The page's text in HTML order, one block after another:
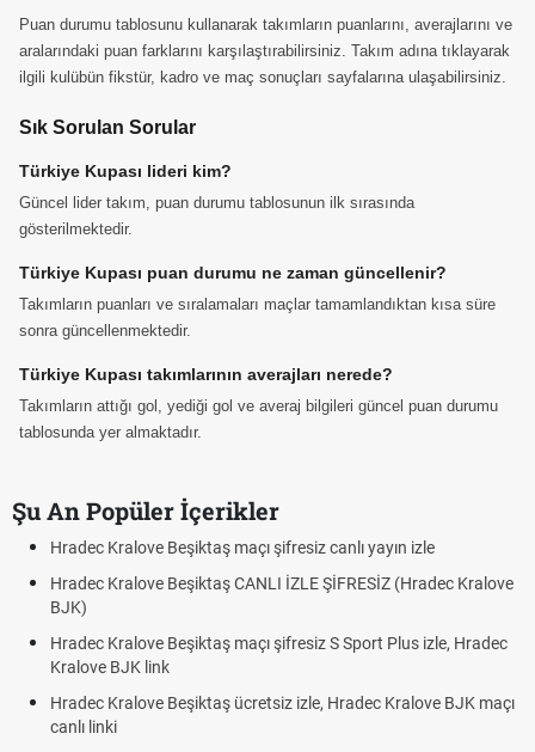
Puan durumu tablosunu kullanarak takımların puanlarını, averajlarını ve
aralarındaki puan farklarını karşılaştırabilirsiniz. Takım adına tıklayarak
ilgili kulübün fikstür, kadro ve maç sonuçları sayfalarına ulaşabilirsiniz.
Sık Sorulan Sorular
Türkiye Kupası lideri kim?
Güncel lider takım, puan durumu tablosunun ilk sırasında
gösterilmektedir.
Türkiye Kupası puan durumu ne zaman güncellenir?
Takımların puanları ve sıralamaları maçlar tamamlandıktan kısa süre
sonra güncellenmektedir.
Türkiye Kupası takımlarının averajları nerede?
Takımların attığı gol, yediği gol ve averaj bilgileri güncel puan durumu
tablosunda yer almaktadır.
Şu An Popüler İçerikler
Hradec Kralove Beşiktaş maçı şifresiz canlı yayın izle
Hradec Kralove Beşiktaş CANLI İZLE ŞİFRESİZ (Hradec Kralove
BJK)
Hradec Kralove Beşiktaş maçı şifresiz S Sport Plus izle, Hradec
Kralove BJK link
Hradec Kralove Beşiktaş ücretsiz izle, Hradec Kralove BJK maçı
canlı linki